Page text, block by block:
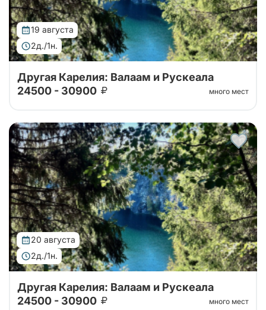
19 августа
2д./1н.
Тур от наших проверенных партнеров. Путешествие
на Валаам, в горный парк Рускеала, к водопадам
Ахвенкоски. Ретропоезд, карельское чаепитие за 2
дня на автобусе.
Другая Карелия: Валаам и Рускеала
24500 - 30900
много мест
20 августа
2д./1н.
Другая Карелия: Валаам и Рускеала
24500 - 30900
много мест